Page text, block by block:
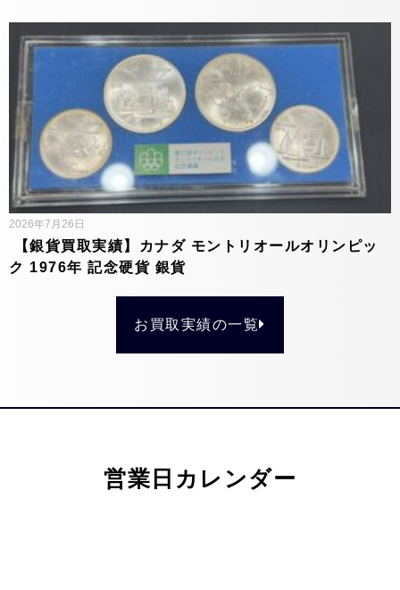
【銀貨買取実績】カナダ モントリオールオリンピッ
ク 1976年 記念硬貨 銀貨
2026年7月26日
お買取実績の一覧
営業日カレンダー